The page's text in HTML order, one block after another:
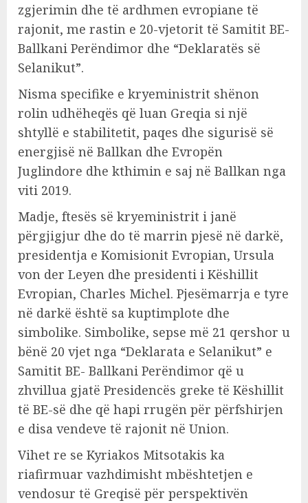
zgjerimin dhe të ardhmen evropiane të
rajonit, me rastin e 20-vjetorit të Samitit BE-
Ballkani Perëndimor dhe “Deklaratës së
Selanikut”.
Nisma specifike e kryeministrit shënon
rolin udhëheqës që luan Greqia si një
shtyllë e stabilitetit, paqes dhe sigurisë së
energjisë në Ballkan dhe Evropën
Juglindore dhe kthimin e saj në Ballkan nga
viti 2019.
Madje, ftesës së kryeministrit i janë
përgjigjur dhe do të marrin pjesë në darkë,
presidentja e Komisionit Evropian, Ursula
von der Leyen dhe presidenti i Këshillit
Evropian, Charles Michel. Pjesëmarrja e tyre
në darkë është sa kuptimplote dhe
simbolike. Simbolike, sepse më 21 qershor u
bënë 20 vjet nga “Deklarata e Selanikut” e
Samitit BE- Ballkani Perëndimor që u
zhvillua gjatë Presidencës greke të Këshillit
të BE-së dhe që hapi rrugën për përfshirjen
e disa vendeve të rajonit në Union.
Vihet re se Kyriakos Mitsotakis ka
riafirmuar vazhdimisht mbështetjen e
vendosur të Greqisë për perspektivën